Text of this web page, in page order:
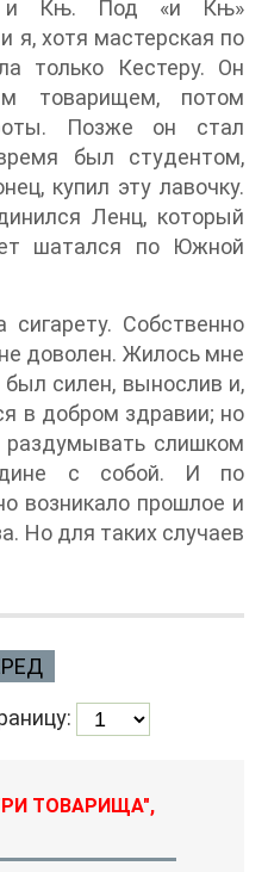
и Књ. Под «и Књ»
я, хотя мастерская по
только Кестеру. Он
товарищем, потом
Позже он стал
был студентом,
купил эту лавочку.
Ленц, который
шатался по Южной
Собственно
доволен. Жилось мне
был силен, вынослив и,
в добром здравии; но
слишком
с собой. И по
возникало прошлое и
Но для таких случаев
ТОВАРИЩА",